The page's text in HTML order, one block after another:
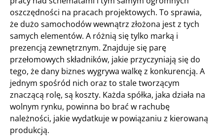
oszczędności na pracach projektowych. To sprawia,
że dużo samochodów wewnątrz złożona jest z tych
samych elementów. A różnią się tylko marką i
prezencją zewnętrznym. Znajduje się parę
przełomowych składników, jakie przyczyniają się do
tego, że dany biznes wygrywa walkę z konkurencją. A
jednym spośród nich oraz to stale tworzącym
znaczącą rolę, są koszty. Każda spółka, jaka działa na
wolnym rynku, powinna bo brać w rachubę
należności, jakie wydatkuje w powiązaniu z kierowaną
produkcją.